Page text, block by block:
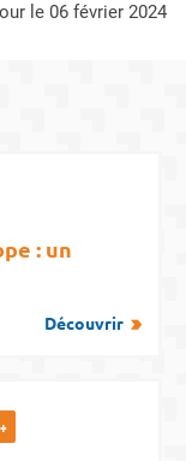
jour le 06 février 2024
: un
Découvrir